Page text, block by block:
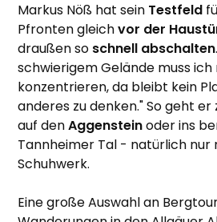
Markus Nöß hat sein Testfeld
Pfronten gleichvor der
draußen so schnell abschalten
schwierigem Gelände muss ich
konzentrieren, da bleibt kein
anderes zu denken." So geht
auf denAggensteinoder ins
Tannheimer Tal - natürlich
Schuhwerk.
Eine große Auswahl an